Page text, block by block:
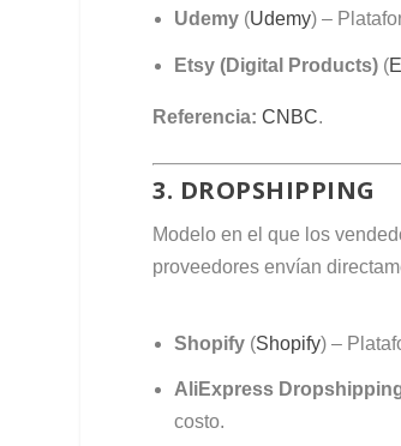
Udemy (Udemy) –
Etsy (Digital Products) (
Referencia: CNBC.
3. DROPSHIPPING
Modelo en el que los
proveedores envían
Shopify (Shopify) –
AliExpress
costo.